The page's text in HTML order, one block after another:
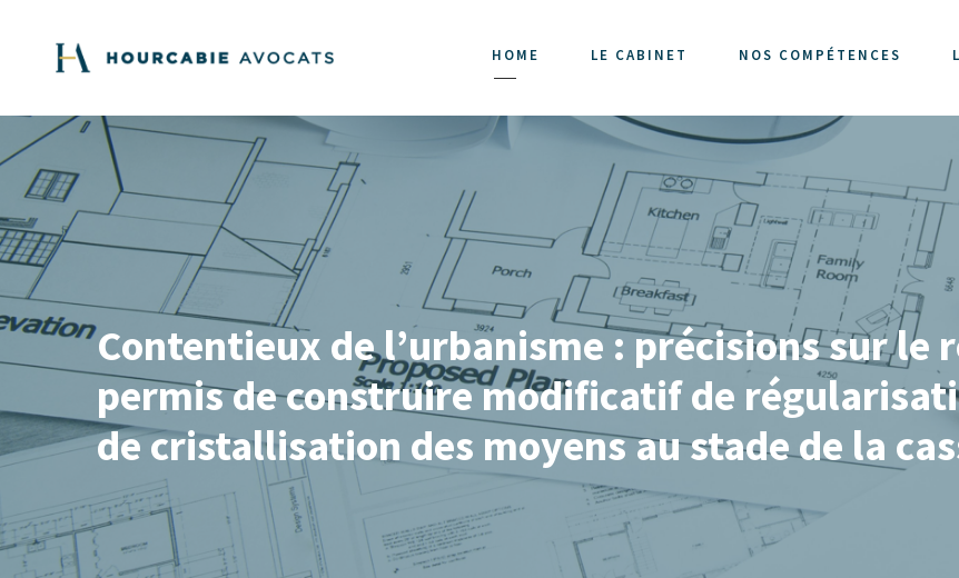
HOME LE CABINET NOS COMPÉTENCES
Contentieux de l’urbanisme : précisions sur le
permis de construire modificatif de
de cristallisation des moyens au stade de la